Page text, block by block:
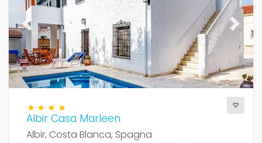
Previous Next
Albir Casa Marleen
Albir, Costa Blanca, Spagna